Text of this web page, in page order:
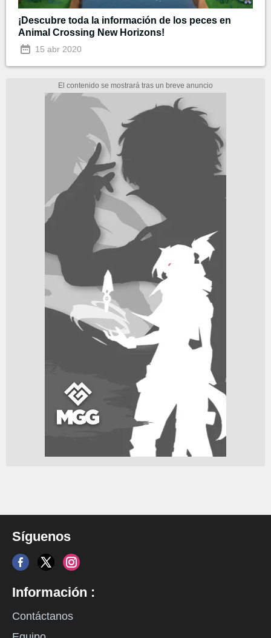
¡Descubre toda la información de los peces en
Animal Crossing New Horizons!
15 abr 2020
Síguenos
Información :
Contáctanos